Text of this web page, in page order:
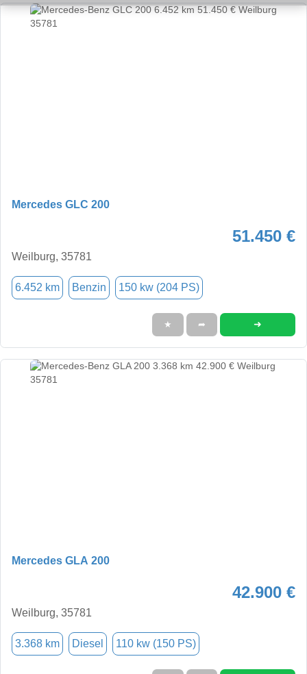
Mercedes GLC 200
51.450 €
Weilburg, 35781
6.452 km Benzin 150 kw (204 PS)
★ ➦ ➜
Mercedes GLA 200
42.900 €
Weilburg, 35781
3.368 km Diesel 110 kw (150 PS)